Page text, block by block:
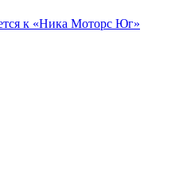
к «Ника Моторс Юг»